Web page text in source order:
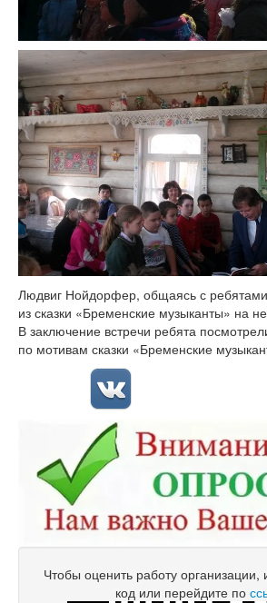
Людвиг Нойдорфер, общаясь с
из сказки «Бременские музыканты» на
В заключение встречи ребята
по мотивам сказки «Бременские
Чтобы оценить работу организации,
код или перейдите по